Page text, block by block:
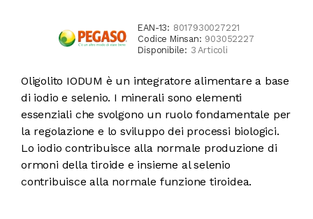
EAN-13: 8017930027221
Codice Minsan: 903052227
Disponibile: 3 Articoli
Oligolito IODUM è un integratore alimentare a base
di iodio e selenio. I minerali sono elementi
essenziali che svolgono un ruolo fondamentale per
la regolazione e lo sviluppo dei processi biologici.
Lo iodio contribuisce alla normale produzione di
ormoni della tiroide e insieme al selenio
contribuisce alla normale funzione tiroidea.